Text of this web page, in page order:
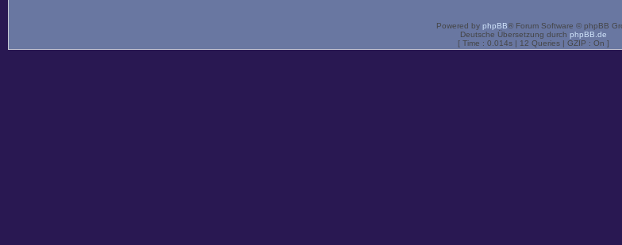
Powered by phpBB® Forum Software © phpBB
Deutsche Übersetzung durch phpBB.de
[ Time : 0.014s | 12 Queries | GZIP : On ]